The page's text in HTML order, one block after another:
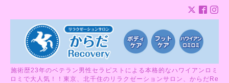
施術歴23年のベテラン男性セラピストによる本格的なハワイアンロミ
ロミで大人気！！東京、北千住のリラクゼーションサロン、からだRe